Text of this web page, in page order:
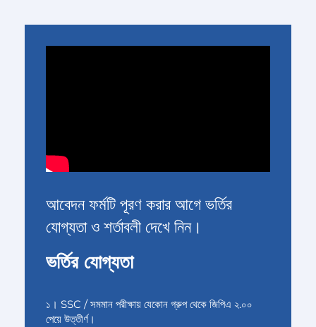
আবেদন ফর্মটি পূরণ করার আগে ভর্তির
যোগ্যতা ও শর্তাবলী দেখে নিন।
ভর্তির যোগ্যতা
১। SSC / সমমান পরীক্ষায় যেকোন গ্রুপ থেকে জিপিএ ২.০০
পেয়ে উত্তীর্ণ।